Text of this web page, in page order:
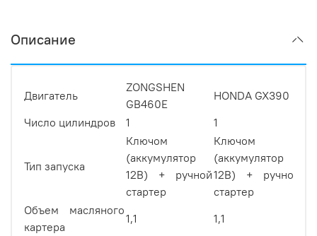
Описание
Двигатель
ZONGSHEN
GB460E
HONDA GX390
Число цилиндров
1 1
Тип запуска
Ключом
(аккумулятор
12В) + ручной
стартер
Ключом
(аккумулятор
12В) + ручной
стартер
Объем масляного
картера
1,1 1,1